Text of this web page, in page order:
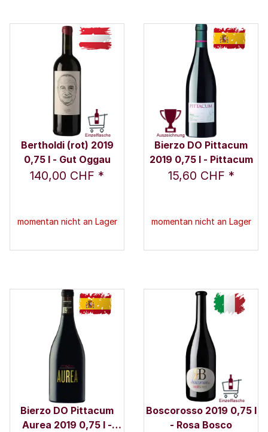
Bertholdi (rot) 2019
0,75 l - Gut Oggau
140,00 CHF *
momentan nicht an Lager
Bierzo DO Pittacum
2019 0,75 l - Pittacum
15,60 CHF *
momentan nicht an Lager
Bierzo DO Pittacum
Aurea 2019 0,75 l -
Boscorosso 2019 0,75 l
- Rosa Bosco